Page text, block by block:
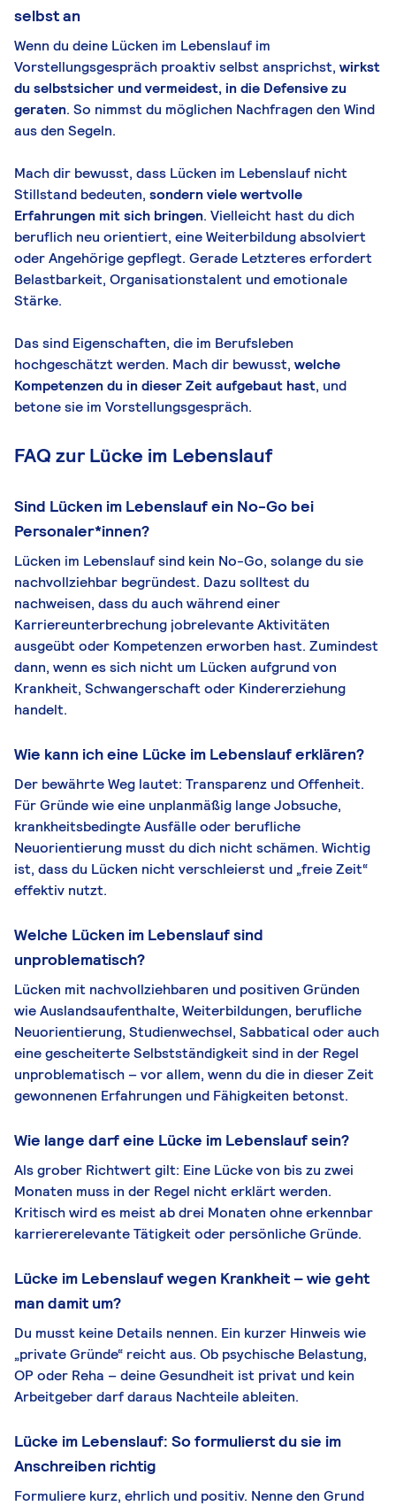
selbst an
Wenn du deine Lücken im Lebenslauf im
Vorstellungsgespräch proaktiv selbst ansprichst, wirkst
du selbstsicher und vermeidest, in die Defensive zu
geraten. So nimmst du möglichen Nachfragen den Wind
aus den Segeln.
Mach dir bewusst, dass Lücken im Lebenslauf nicht
Stillstand bedeuten, sondern viele wertvolle
Erfahrungen mit sich bringen. Vielleicht hast du dich
beruflich neu orientiert, eine Weiterbildung absolviert
oder Angehörige gepflegt. Gerade Letzteres erfordert
Belastbarkeit, Organisationstalent und emotionale
Stärke.
Das sind Eigenschaften, die im Berufsleben
hochgeschätzt werden. Mach dir bewusst, welche
Kompetenzen du in dieser Zeit aufgebaut hast, und
betone sie im Vorstellungsgespräch.
FAQ zur Lücke im Lebenslauf
Sind Lücken im Lebenslauf ein No-Go bei
Personaler*innen?
Lücken im Lebenslauf sind kein No-Go, solange du sie
nachvollziehbar begründest. Dazu solltest du
nachweisen, dass du auch während einer
Karriereunterbrechung jobrelevante Aktivitäten
ausgeübt oder Kompetenzen erworben hast. Zumindest
dann, wenn es sich nicht um Lücken aufgrund von
Krankheit, Schwangerschaft oder Kindererziehung
handelt.
Wie kann ich eine Lücke im Lebenslauf erklären?
Der bewährte Weg lautet: Transparenz und Offenheit.
Für Gründe wie eine unplanmäßig lange Jobsuche,
krankheitsbedingte Ausfälle oder berufliche
Neuorientierung musst du dich nicht schämen. Wichtig
ist, dass du Lücken nicht verschleierst und „freie Zeit“
effektiv nutzt.
Welche Lücken im Lebenslauf sind
unproblematisch?
Lücken mit nachvollziehbaren und positiven Gründen
wie Auslandsaufenthalte, Weiterbildungen, berufliche
Neuorientierung, Studienwechsel, Sabbatical oder auch
eine gescheiterte Selbstständigkeit sind in der Regel
unproblematisch – vor allem, wenn du die in dieser Zeit
gewonnenen Erfahrungen und Fähigkeiten betonst.
Wie lange darf eine Lücke im Lebenslauf sein?
Als grober Richtwert gilt: Eine Lücke von bis zu zwei
Monaten muss in der Regel nicht erklärt werden.
Kritisch wird es meist ab drei Monaten ohne erkennbar
karriererelevante Tätigkeit oder persönliche Gründe.
Lücke im Lebenslauf wegen Krankheit – wie geht
man damit um?
Du musst keine Details nennen. Ein kurzer Hinweis wie
„private Gründe“ reicht aus. Ob psychische Belastung,
OP oder Reha – deine Gesundheit ist privat und kein
Arbeitgeber darf daraus Nachteile ableiten.
Lücke im Lebenslauf: So formulierst du sie im
Anschreiben richtig
Formuliere kurz, ehrlich und positiv. Nenne den Grund